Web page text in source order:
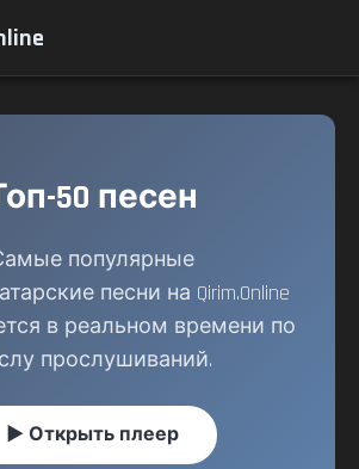
50 песен
популярные
песни на Qirim.Online
в реальном времени по
прослушиваний.
▶ Открыть плеер